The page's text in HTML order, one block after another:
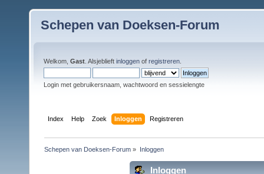
Schepen van Doeksen-Forum
Welkom, Gast . Alsjeblieft inloggen of registreren
Login met gebruikersnaam, wachtwoord en sessielengte
Index Help Zoek Inloggen Registreren
Schepen van Doeksen-Forum » Inloggen
Inloggen